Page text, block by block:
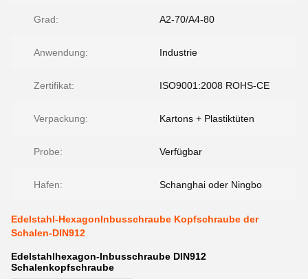
Grad: A2-70/A4-80
Anwendung: Industrie
Zertifikat: ISO9001:2008 ROHS-CE
Verpackung: Kartons + Plastiktüten
Probe: Verfügbar
Hafen: Schanghai oder Ningbo
Edelstahl-HexagonInbusschraube Kopfschraube der
Schalen-DIN912
Edelstahlhexagon-Inbusschraube DIN912
Schalenkopfschraube